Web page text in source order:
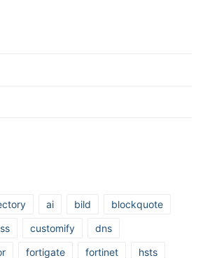
ai bild
blockquote
customify
dns
fortigate fortinet
hsts